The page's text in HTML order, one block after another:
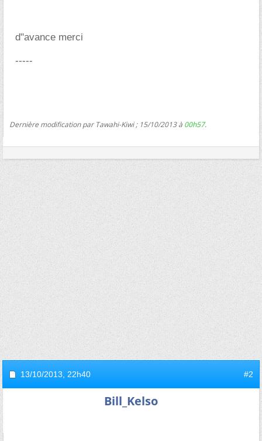
d"avance merci
-----
Dernière modification par Tawahi-Kiwi ; 15/10/2013 à 00h57.
13/10/2013, 22h40 #2
Bill_Kelso